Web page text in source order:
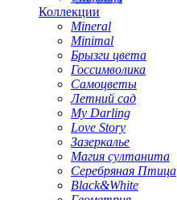
Коллекции
Mineral
Minimal
Брызги цвета
Госсимволика
Самоцветы
Летний сад
My Darling
Love Story
Зазеркалье
Магия султанита
Серебряная Птица
Black&White